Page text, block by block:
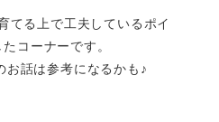
てる上で工夫しているポイ
コーナーです。
お話は参考になるかも♪